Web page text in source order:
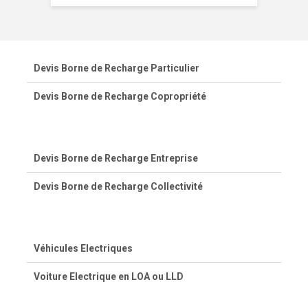
Devis Borne de Recharge Particulier
Devis Borne de Recharge Copropriété
Devis Borne de Recharge Entreprise
Devis Borne de Recharge Collectivité
Véhicules Electriques
Voiture Electrique en LOA ou LLD